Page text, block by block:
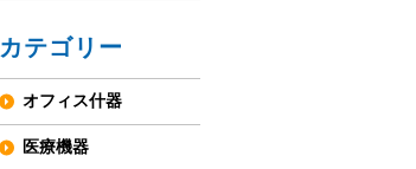
カテゴリー
オフィス什器
医療機器